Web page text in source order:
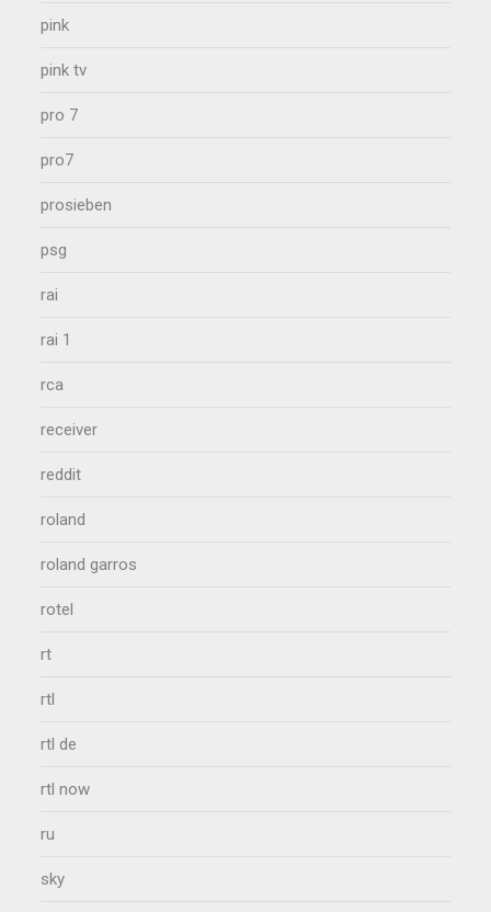
pink
pink tv
pro 7
pro7
prosieben
psg
rai
rai 1
rca
receiver
reddit
roland
roland garros
rotel
rt
rtl
rtl de
rtl now
ru
sky